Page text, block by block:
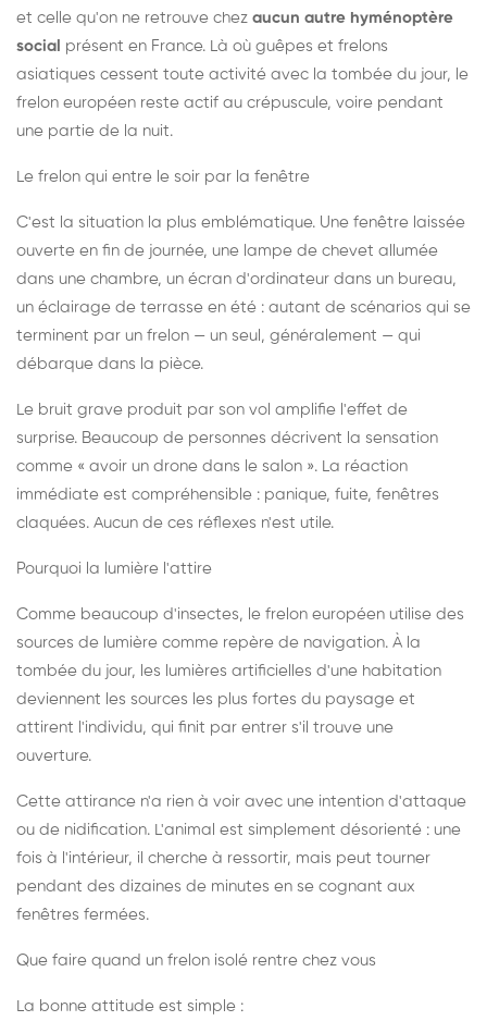
et celle qu'on ne retrouve chez aucun autre hyménoptère
social présent en France. Là où guêpes et frelons
asiatiques cessent toute activité avec la tombée du jour, le
frelon européen reste actif au crépuscule, voire pendant
une partie de la nuit.
Le frelon qui entre le soir par la fenêtre
C'est la situation la plus emblématique. Une fenêtre laissée
ouverte en fin de journée, une lampe de chevet allumée
dans une chambre, un écran d'ordinateur dans un bureau,
un éclairage de terrasse en été : autant de scénarios qui se
terminent par un frelon — un seul, généralement — qui
débarque dans la pièce.
Le bruit grave produit par son vol amplifie l'effet de
surprise. Beaucoup de personnes décrivent la sensation
comme « avoir un drone dans le salon ». La réaction
immédiate est compréhensible : panique, fuite, fenêtres
claquées. Aucun de ces réflexes n'est utile.
Pourquoi la lumière l'attire
Comme beaucoup d'insectes, le frelon européen utilise des
sources de lumière comme repère de navigation. À la
tombée du jour, les lumières artificielles d'une habitation
deviennent les sources les plus fortes du paysage et
attirent l'individu, qui finit par entrer s'il trouve une
ouverture.
Cette attirance n'a rien à voir avec une intention d'attaque
ou de nidification. L'animal est simplement désorienté : une
fois à l'intérieur, il cherche à ressortir, mais peut tourner
pendant des dizaines de minutes en se cognant aux
fenêtres fermées.
Que faire quand un frelon isolé rentre chez vous
La bonne attitude est simple :